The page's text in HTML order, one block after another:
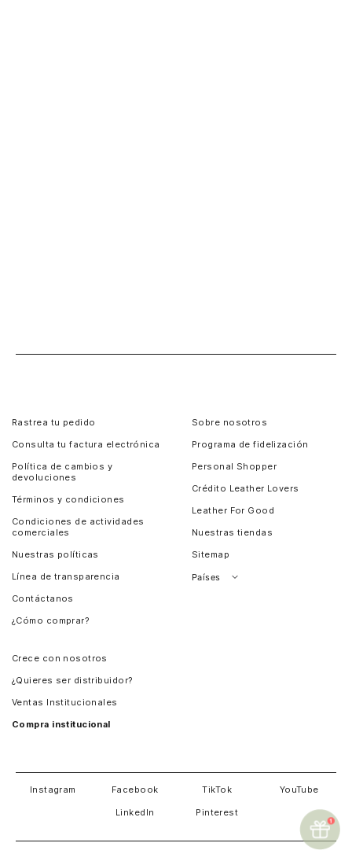
Rastrea tu pedido
Consulta tu factura electrónica
Política de cambios y
devoluciones
Términos y condiciones
Condiciones de actividades
comerciales
Nuestras políticas
Línea de transparencia
Contáctanos
¿Cómo comprar?
Sobre nosotros
Programa de fidelización
Personal Shopper
Crédito Leather Lovers
Leather For Good
Nuestras tiendas
Sitemap
Países
Crece con nosotros
¿Quieres ser distribuidor?
Ventas Institucionales
Compra institucional
Instagram Facebook TikTok YouTube
LinkedIn Pinterest